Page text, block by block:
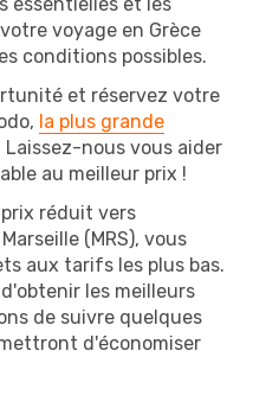
voyage en Grèce
conditions possibles.
et réservez votre
la plus grande
Laissez-nous vous aider
au meilleur prix !
réduit vers
(MRS), vous
aux tarifs les plus bas.
les meilleurs
de suivre quelques
d'économiser